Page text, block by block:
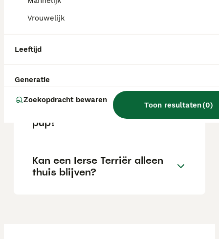
Vrouwelijk
Leeftijd
Generatie
Zoekopdracht bewaren
Toon resultaten(0)
Is de Ierse Terrier een rustige
hond?
Wat kost een Ierse Terriër
pup?
Kan een Ierse Terriër alleen
thuis blijven?